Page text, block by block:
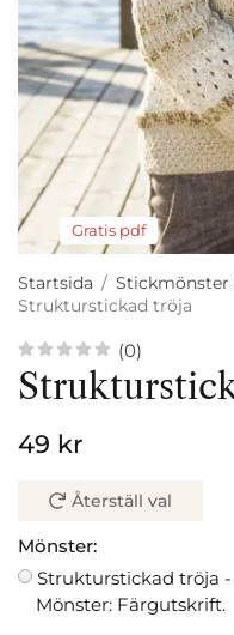
Gratis pdf
Startsida / Stickmönster
Strukturstickad tröja
(0)
49 kr
Återställ val
Mönster:
Strukturstickad tröja -
Mönster: Färgutskrift.